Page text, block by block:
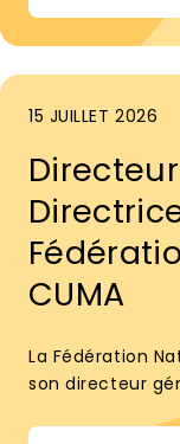
15 JUILLET 2026
CUMA
La Fédération
son directeur